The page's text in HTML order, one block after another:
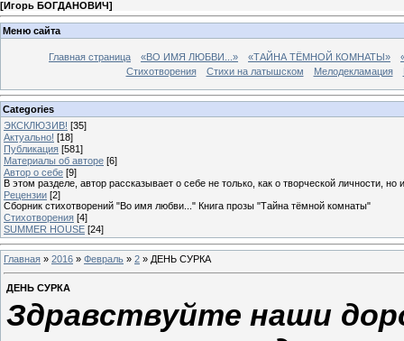
[Игорь БОГДАНОВИЧ]
Меню сайта
Главная страница «ВО ИМЯ ЛЮБВИ...» «ТАЙНА ТЁМНОЙ КОМНАТЫ»
Стихотворения
Стихи на латышском Мелодекламация
Categories
ЭКСКЛЮЗИВ! [35]
Актуально! [18]
Публикация [581]
Материалы об авторе [6]
Автор о себе [9]
В этом разделе, автор рассказывает о себе не только, как о творческой личности,
Рецензии [2]
Сборник стихотворений "Во имя любви..." Книга прозы "Тайна тёмной комнаты"
Стихотворения [4]
SUMMER HOUSE [24]
Главная » 2016 » Февраль » 2 » ДЕНЬ СУРКА
ДЕНЬ СУРКА
Здравствуйте наши